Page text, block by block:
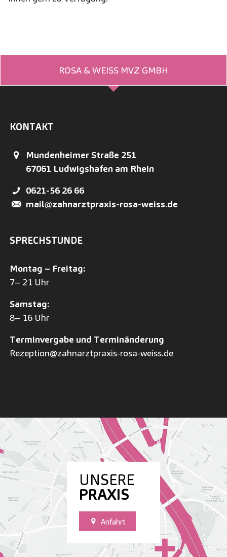
UNSERE
PRAXIS
Anfahrt
ROSA & WEISS MVZ GMBH
KONTAKT
Mundenheimer Straße 251
67061 Ludwigshafen am Rhein
0621-56 26 66
mail@zahnarztpraxis-rosa-weiss.de
SPRECHSTUNDE
Montag – Freitag:
7– 21 Uhr
Samstag:
8– 16 Uhr
Terminvergabe und Terminänderung
Rezeption@zahnarztpraxis-rosa-weiss.de